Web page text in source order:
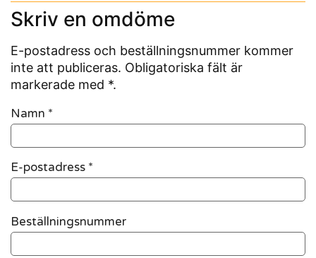
Skriv en omdöme
E-postadress och beställningsnummer kommer
inte att publiceras. Obligatoriska fält är
markerade med *.
Namn *
E-postadress *
Beställningsnummer